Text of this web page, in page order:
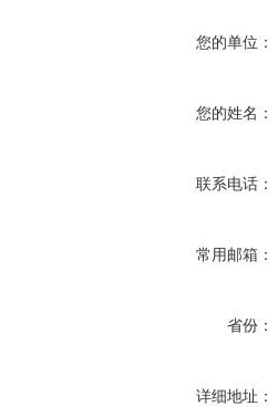
您的单位：
您的姓名：
联系电话：
常用邮箱：
省份：
详细地址：